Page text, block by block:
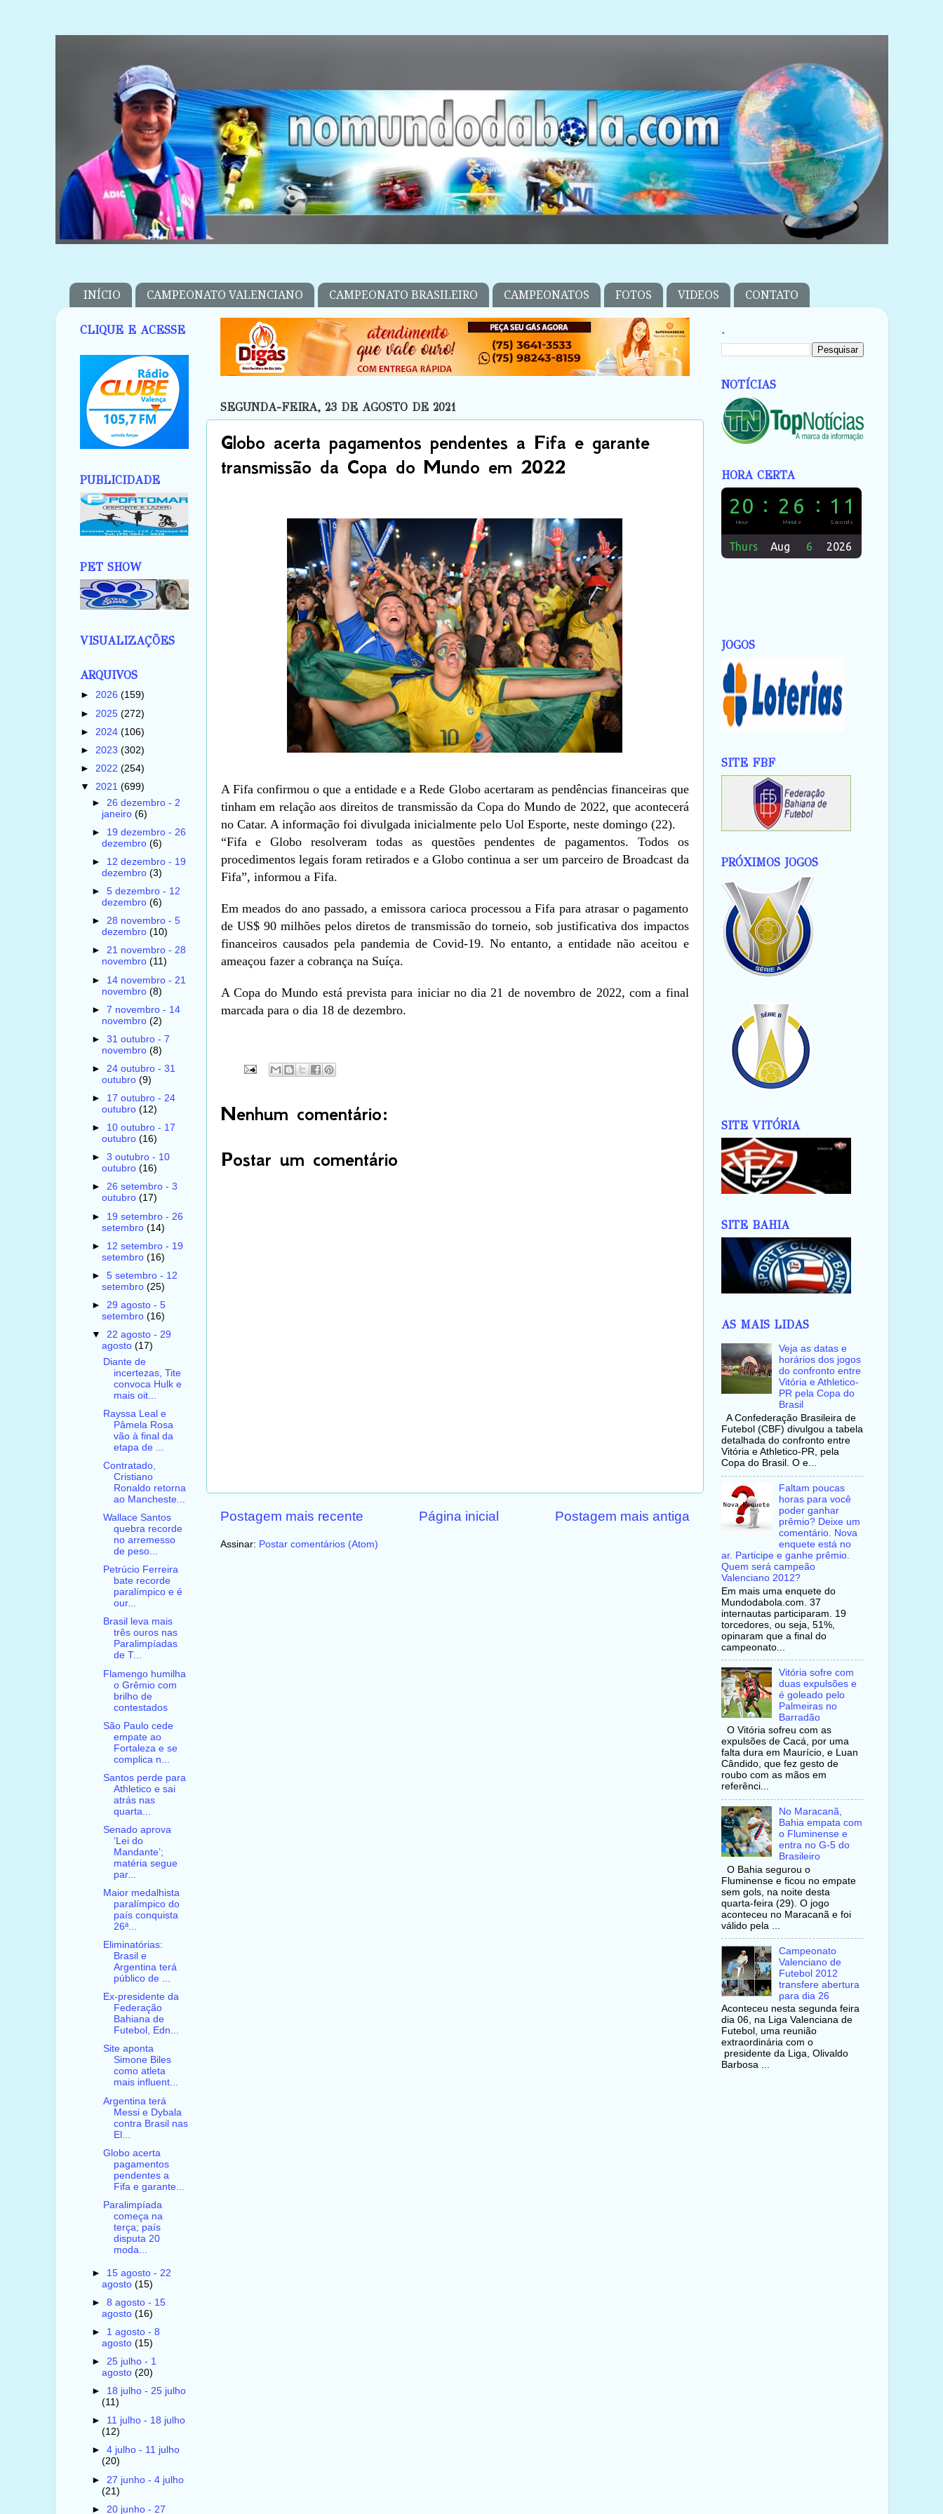
INÍCIO CAMPEONATO VALENCIANO CAMPEONATO BRASILEIRO CAMPEONATOS FOTOS VIDEOS CONTATO
SEGUNDA-FEIRA, 23 DE AGOSTO DE 2021
Globo acerta pagamentos pendentes a Fifa e garante
transmissão da Copa do Mundo em 2022
A Fifa confirmou o que a entidade e a Rede Globo acertaram as pendências financeiras que
tinham em relação aos direitos de transmissão da Copa do Mundo de 2022, que acontecerá
no Catar. A informação foi divulgada inicialmente pelo Uol Esporte, neste domingo (22).
“Fifa e Globo resolveram todas as questões pendentes de pagamentos. Todos os
procedimentos legais foram retirados e a Globo continua a ser um parceiro de Broadcast da
Fifa”, informou a Fifa.
Em meados do ano passado, a emissora carioca processou a Fifa para atrasar o pagamento
de US$ 90 milhões pelos diretos de transmissão do torneio, sob justificativa dos impactos
financeiros causados pela pandemia de Covid-19. No entanto, a entidade não aceitou e
ameaçou fazer a cobrança na Suíça.
A Copa do Mundo está prevista para iniciar no dia 21 de novembro de 2022, com a final
marcada para o dia 18 de dezembro.
Nenhum comentário:
Postar um comentário
Postagem mais recente Postagem mais antiga
Página inicial
Assinar: Postar comentários (Atom)
CLIQUE E ACESSE
PUBLICIDADE
PET SHOW
VISUALIZAÇÕES
ARQUIVOS
► 2026 (159)
► 2025 (272)
► 2024 (106)
► 2023 (302)
► 2022 (254)
▼ 2021 (699)
► 26 dezembro - 2
janeiro (6)
► 19 dezembro - 26
dezembro (6)
► 12 dezembro - 19
dezembro (3)
► 5 dezembro - 12
dezembro (6)
► 28 novembro - 5
dezembro (10)
► 21 novembro - 28
novembro (11)
► 14 novembro - 21
novembro (8)
► 7 novembro - 14
novembro (2)
► 31 outubro - 7
novembro (8)
► 24 outubro - 31
outubro (9)
► 17 outubro - 24
outubro (12)
► 10 outubro - 17
outubro (16)
► 3 outubro - 10
outubro (16)
► 26 setembro - 3
outubro (17)
► 19 setembro - 26
setembro (14)
► 12 setembro - 19
setembro (16)
► 5 setembro - 12
setembro (25)
► 29 agosto - 5
setembro (16)
▼ 22 agosto - 29
agosto (17)
Diante de
incertezas, Tite
convoca Hulk e
mais oit...
Rayssa Leal e
Pâmela Rosa
vão à final da
etapa de ...
Contratado,
Cristiano
Ronaldo retorna
ao Mancheste...
Wallace Santos
quebra recorde
no arremesso
de peso...
Petrúcio Ferreira
bate recorde
paralímpico e é
our...
Brasil leva mais
três ouros nas
Paralimpíadas
de T...
Flamengo humilha
o Grêmio com
brilho de
contestados
São Paulo cede
empate ao
Fortaleza e se
complica n...
Santos perde para
Athletico e sai
atrás nas
quarta...
Senado aprova
‘Lei do
Mandante’;
matéria segue
par...
Maior medalhista
paralímpico do
país conquista
26ª...
Eliminatórias:
Brasil e
Argentina terá
público de ...
Ex-presidente da
Federação
Bahiana de
Futebol, Edn...
Site aponta
Simone Biles
como atleta
mais influent...
Argentina terá
Messi e Dybala
contra Brasil nas
El...
Globo acerta
pagamentos
pendentes a
Fifa e garante...
Paralimpíada
começa na
terça; país
disputa 20
moda...
► 15 agosto - 22
agosto (15)
► 8 agosto - 15
agosto (16)
► 1 agosto - 8
agosto (15)
► 25 julho - 1
agosto (20)
► 18 julho - 25 julho
(11)
► 11 julho - 18 julho
(12)
► 4 julho - 11 julho
(20)
► 27 junho - 4 julho
(21)
► 20 junho - 27
.
NOTÍCIAS
HORA CERTA
JOGOS
SITE FBF
PRÓXIMOS JOGOS
SITE VITÓRIA
SITE BAHIA
AS MAIS LIDAS
Veja as datas e
horários dos jogos
do confronto entre
Vitória e Athletico-
PR pela Copa do
Brasil
A Confederação Brasileira de
Futebol (CBF) divulgou a tabela
detalhada do confronto entre
Vitória e Athletico-PR, pela
Copa do Brasil. O e...
Faltam poucas
horas para você
poder ganhar
prêmio? Deixe um
comentário. Nova
enquete está no
ar. Participe e ganhe prêmio.
Quem será campeão
Valenciano 2012?
Em mais uma enquete do
Mundodabola.com. 37
internautas participaram. 19
torcedores, ou seja, 51%,
opinaram que a final do
campeonato...
Vitória sofre com
duas expulsões e
é goleado pelo
Palmeiras no
Barradão
O Vitória sofreu com as
expulsões de Cacá, por uma
falta dura em Maurício, e Luan
Cândido, que fez gesto de
roubo com as mãos em
referênci...
No Maracanã,
Bahia empata com
o Fluminense e
entra no G-5 do
Brasileiro
O Bahia segurou o
Fluminense e ficou no empate
sem gols, na noite desta
quarta-feira (29). O jogo
aconteceu no Maracanã e foi
válido pela ...
Campeonato
Valenciano de
Futebol 2012
transfere abertura
para dia 26
Aconteceu nesta segunda feira
dia 06, na Liga Valenciana de
Futebol, uma reunião
extraordinária com o
presidente da Liga, Olivaldo
Barbosa ...